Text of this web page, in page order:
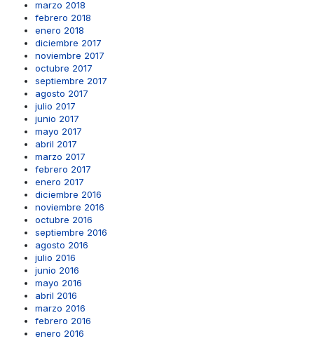
marzo 2018
febrero 2018
enero 2018
diciembre 2017
noviembre 2017
octubre 2017
septiembre 2017
agosto 2017
julio 2017
junio 2017
mayo 2017
abril 2017
marzo 2017
febrero 2017
enero 2017
diciembre 2016
noviembre 2016
octubre 2016
septiembre 2016
agosto 2016
julio 2016
junio 2016
mayo 2016
abril 2016
marzo 2016
febrero 2016
enero 2016